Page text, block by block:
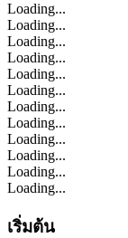
Loading...
Loading...
Loading...
Loading...
Loading...
Loading...
Loading...
Loading...
Loading...
Loading...
Loading...
Loading...
เริ่มต้น